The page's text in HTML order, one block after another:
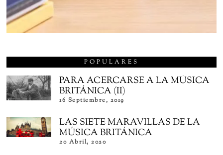
POPULARES
PARA ACERCARSE A LA MÚSICA
BRITÁNICA (II)
16 Septiembre, 2019
LAS SIETE MARAVILLAS DE LA
MÚSICA BRITÁNICA
20 Abril, 2020